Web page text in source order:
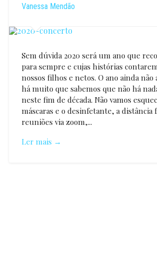
Vanessa Mendão
Sem dúvida 2020 será um ano que
para sempre e cujas histórias
nossos filhos e netos. O ano ainda não
há muito que sabemos que não há
neste fim de década. Não vamos
máscaras e o desinfetante, a distância
reuniões via zoom,...
Ler mais →